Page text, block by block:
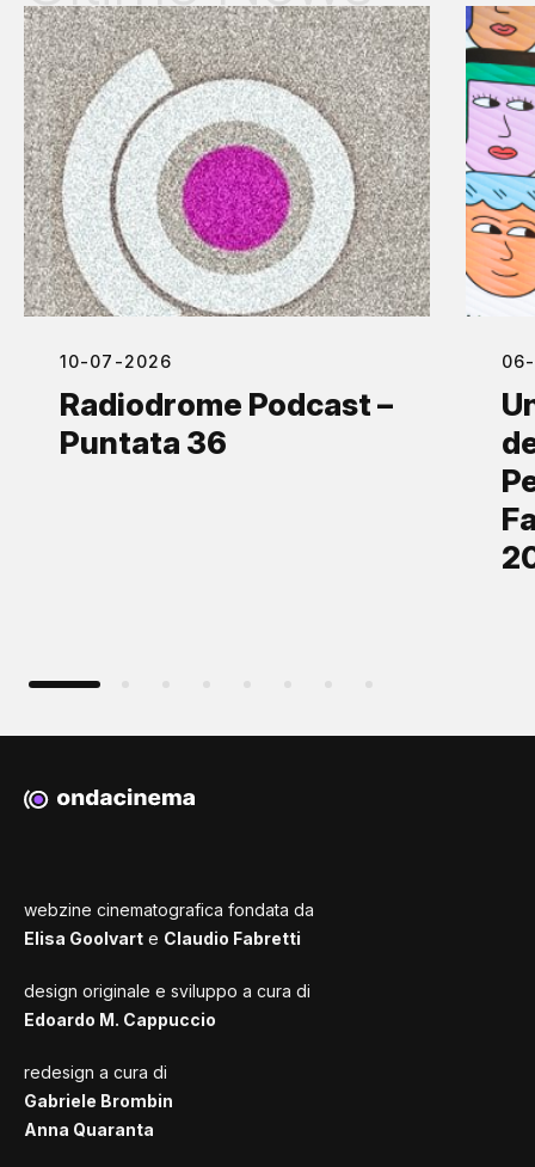
10-07-2026
Radiodrome Podcast –
Puntata 36
webzine cinematografica fondata da
Elisa Goolvart e Claudio Fabretti
design originale e sviluppo a cura di
Edoardo M. Cappuccio
redesign a cura di
Gabriele Brombin
Anna Quaranta